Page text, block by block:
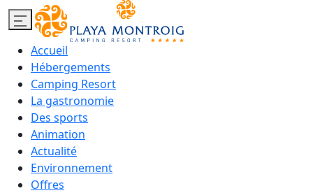
Accueil
Hébergements
Camping Resort
La gastronomie
Des sports
Animation
Actualité
Environnement
Offres